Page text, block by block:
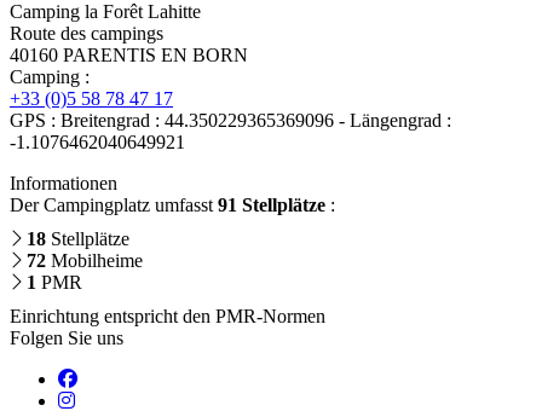
Camping la Forêt Lahitte
Route des campings
40160 PARENTIS EN BORN
Camping :
+33 (0)5 58 78 47 17
GPS : Breitengrad : 44.350229365369096 - Längengrad :
-1.1076462040649921
Informationen
Der Campingplatz umfasst 91 Stellplätze :
18 Stellplätze
72 Mobilheime
1 PMR
Einrichtung entspricht den PMR-Normen
Folgen Sie uns